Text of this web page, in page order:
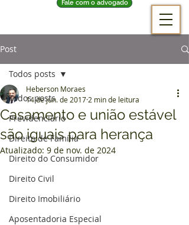
Fale com o advogado
Post
Todos posts
Previdenciário
Direito de Família
Direito do Consumidor
Direito Civil
Direito Imobiliário
Aposentadoria Especial
Todos posts
Casamento e união estável
são iguais para herança
Heberson Moraes
14 de jun. de 2017 2 min de leitura
Atualizado: 9 de nov. de 2024